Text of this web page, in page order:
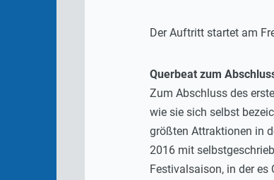
Der Auftritt startet am
Querbeat zum
Zum Abschluss des
wie sie sich selbst
größten Attraktionen in
2016 mit
Festivalsaison, in der es